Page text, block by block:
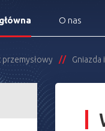
O nas
przemysłowy Gniazda